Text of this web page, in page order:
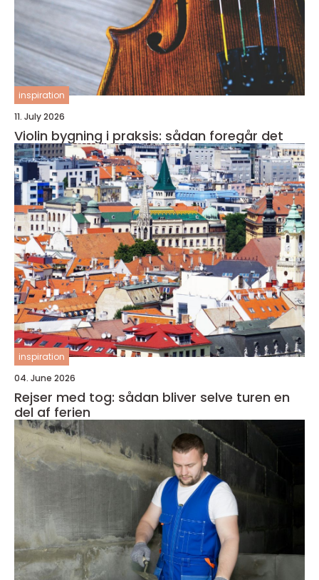
inspiration
11. July 2026
Violin bygning i praksis: sådan foregår det
inspiration
04. June 2026
Rejser med tog: sådan bliver selve turen en
del af ferien